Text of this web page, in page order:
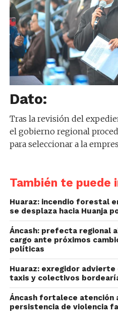
Dato:
Tras la revisión del
el gobierno regional
para seleccionar a la
También te puede
Huaraz: incendio forestal
se desplaza hacia Huanja
Áncash: prefecta regional
cargo ante próximos
políticas
Huaraz: exregidor
taxis y colectivos
Áncash fortalece atención
persistencia de violencia